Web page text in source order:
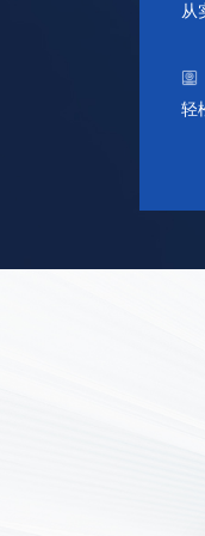
从
轻